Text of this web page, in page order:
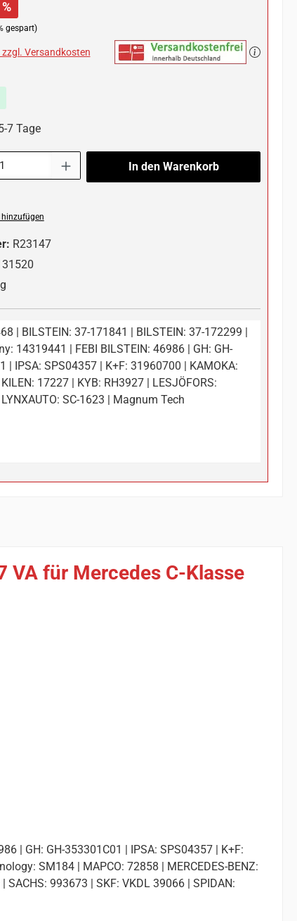
%
gespart)
Versandkosten
7 Tage
In den Warenkorb
R23147
| BILSTEIN: 37-171841 | BILSTEIN: 37-172299 |
14319441 | FEBI BILSTEIN: 46986 | GH: GH-
| IPSA: SPS04357 | K+F: 31960700 | KAMOKA:
17227 | KYB: RH3927 | LESJÖFORS:
SC-1623 | Magnum Tech
VA für Mercedes C-Klasse
| GH: GH-353301C01 | IPSA: SPS04357 | K+F:
SM184 | MAPCO: 72858 | MERCEDES-BENZ:
SACHS: 993673 | SKF: VKDL 39066 | SPIDAN: